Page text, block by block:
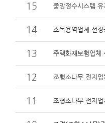
15 중앙정수시스템
14 소독용역업체 선정
13 주택화재보험업체
12 조형소나무 전지
11 조형소나무 전지